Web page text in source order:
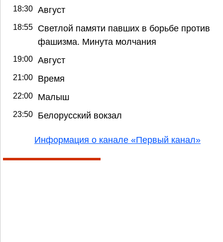
18:30 Август
18:55
Светлой памяти павших в борьбе против
фашизма. Минута молчания
19:00 Август
21:00 Время
22:00 Малыш
23:50 Белорусский вокзал
Информация о канале «Первый канал»